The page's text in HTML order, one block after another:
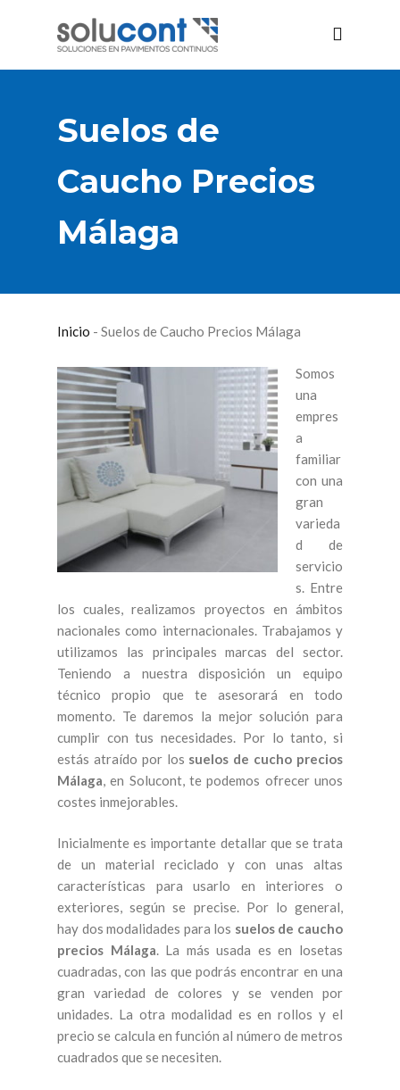
Suelos de
Caucho Precios
Málaga
Inicio - Suelos de Caucho Precios Málaga
Somos
una
empres
a
familiar
con una
gran
varieda
d de
servicio
s. Entre
los cuales, realizamos proyectos en ámbitos
nacionales como internacionales. Trabajamos y
utilizamos las principales marcas del sector.
Teniendo a nuestra disposición un equipo
técnico propio que te asesorará en todo
momento. Te daremos la mejor solución para
cumplir con tus necesidades. Por lo tanto, si
estás atraído por los suelos de cucho precios
Málaga , en Solucont, te podemos ofrecer unos
costes inmejorables.
Inicialmente es importante detallar que se trata
de un material reciclado y con unas altas
características para usarlo en interiores o
exteriores, según se precise. Por lo general,
hay dos modalidades para los suelos de caucho
precios Málaga. La más usada es en losetas
cuadradas, con las que podrás encontrar en una
gran variedad de colores y se venden por
unidades. La otra modalidad es en rollos y el
precio se calcula en función al número de metros
cuadrados que se necesiten.